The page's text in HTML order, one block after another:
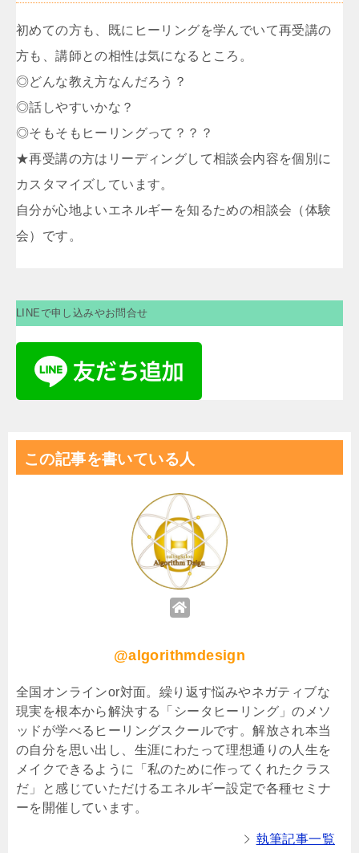
初めての方も、既にヒーリングを学んでいて再受講の
方も、講師との相性は気になるところ。
◎どんな教え方なんだろう？
◎話しやすいかな？
◎そもそもヒーリングって？？？
★再受講の方はリーディングして相談会内容を個別に
カスタマイズしています。
自分が心地よいエネルギーを知るための相談会（体験
会）です。
LINEで申し込みやお問合せ
この記事を書いている人
@algorithmdesign
全国オンラインor対面。繰り返す悩みやネガティブな
現実を根本から解決する「シータヒーリング」のメソ
ッドが学べるヒーリングスクールです。解放され本当
の自分を思い出し、生涯にわたって理想通りの人生を
メイクできるように「私のために作ってくれたクラス
だ」と感じていただけるエネルギー設定で各種セミナ
ーを開催しています。
執筆記事一覧